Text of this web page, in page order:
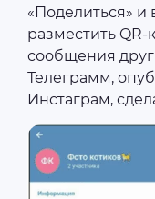
«Поделиться» и
разместить
сообщения
Телеграмм,
Инстаграм,